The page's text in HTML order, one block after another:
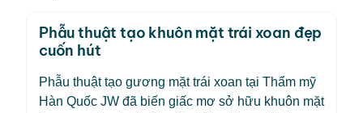
Phẫu thuật tạo khuôn mặt trái xoan đẹp
cuốn hút
Phẫu thuật tạo gương mặt trái xoan tại Thẩm mỹ
Hàn Quốc JW đã biến giấc mơ sở hữu khuôn mặt